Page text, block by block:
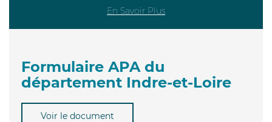
En Savoir Plus
Formulaire APA du
département Indre-et-Loire
Voir le document